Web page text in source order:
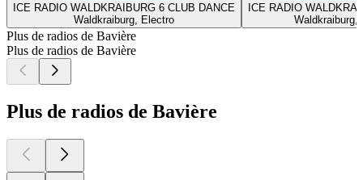
ICE RADIO WALDKRAIBURG 6 CLUB DANCE
Waldkraiburg, Electro
ICE RADIO
Waldkraiburg,
Plus de radios de Bavière
Plus de radios de Bavière
Plus de radios de Bavière